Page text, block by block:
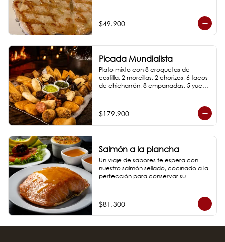
nuestras salsas (BBQ o miel mostaza).
*Fotos de referencia
$49.900
Picada Mundialista
Plato mixto con 8 croquetas de
costilla, 2 morcillas, 2 chorizos, 6 tacos
de chicharrón, 8 empanadas, 5 yucas
guacamole.
$179.900
Salmón a la plancha
Un viaje de sabores te espera con
nuestro salmón sellado, cocinado a la
perfección para conservar su
*Fotos de referencia
$81.300